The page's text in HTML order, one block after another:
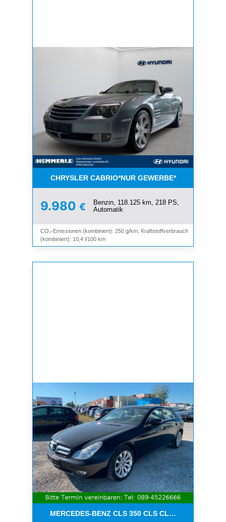
CHRYSLER CABRIO*NUR GEWERBE*
9.980 €
Benzin, 118.125 km, 218 PS,
Automatik
CO₂-Emissionen (kombiniert): 250 g/km, Kraftstoffverbrauch
(kombiniert): 10,4 l/100 km
MERCEDES-BENZ CLS 350 CLS CLS 350